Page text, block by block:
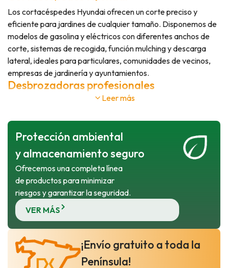
Los cortacéspedes Hyundai ofrecen un corte preciso y
eficiente para jardines de cualquier tamaño. Disponemos de
modelos de gasolina y eléctricos con diferentes anchos de
corte, sistemas de recogida, función mulching y descarga
lateral, ideales para particulares, comunidades de vecinos,
empresas de jardinería y ayuntamientos.
Desbrozadoras profesionales
Las desbrozadoras Hyundai están diseñadas para eliminar
facilidad. Son la herramienta perfecta para el mantenimiento
de parcelas, cunetas, olivares, fincas agrícolas y zonas
forestales.
Motosierras para poda y tala
Nuestra gama de motosierras Hyundai ofrece potencia,
seguridad y comodidad para trabajos de poda, tala y
preparación de leña. Equipos robustos con motores de alto
rendimiento que garantizan un corte rápido y preciso.
Motoazadas y motocultores
Las motoazadas y motocultores permiten preparar el
terreno de forma rápida y eficaz, facilitando el trabajo en
Leer más
Protección ambiental
y almacenamiento seguro
Ofrecemos una completa línea
de productos para minimizar
riesgos y garantizar la seguridad.
VER MÁS
¡Envío gratuito a toda la
Península!